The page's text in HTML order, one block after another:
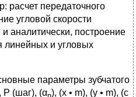
расчет передаточного
угловой скорости
аналитически, построение
линейных и угловых
параметры зубчатого
, Р (шаг), (α ), (х • m), (у • m), (с